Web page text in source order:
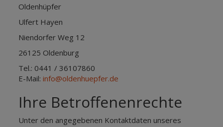
Oldenhüpfer
Ulfert Hayen
Niendorfer Weg 12
26125 Oldenburg
Tel.: 0441 / 36107860
E-Mail:info@oldenhuepfer.de
Ihre Betroffenenrechte
Unter den angegebenen Kontaktdaten unseres